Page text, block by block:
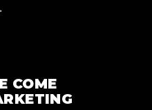
COME